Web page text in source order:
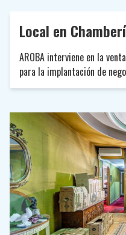
Local en
AROBA interviene en la
para la implantación de